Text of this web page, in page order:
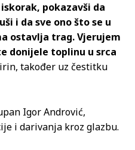
pokazavši da
i da sve ono što se u
ostavlja trag. Vjerujem
donijele toplinu u srca
također uz čestitku
Igor Andrović,
i darivanja kroz glazbu.